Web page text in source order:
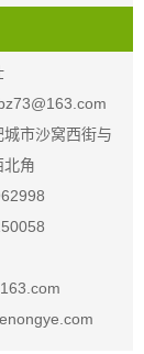
市沙窝西街与
北角